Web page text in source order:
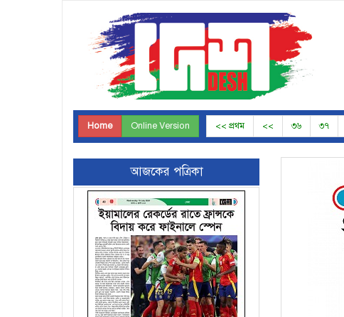
Home Online Version << প্রথম << ৩৬ ৩৭
আজকের পত্রিকা
Page-39